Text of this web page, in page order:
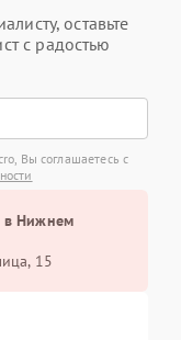
оставьте
с радостью
Вы соглашаетесь с
в Нижнем
15